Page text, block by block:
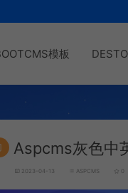
模板
Aspcms灰色中
2023-04-13 ASPCMS 0